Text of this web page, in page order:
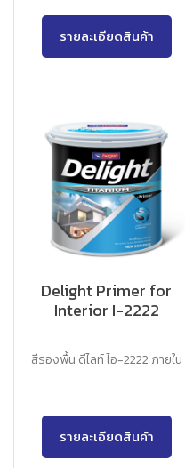
รายละเอียดสินค้า
Delight Primer for
Interior I-2222
สีรองพื้น ดีไลท์ ไอ-2222 ภายใน
รายละเอียดสินค้า